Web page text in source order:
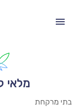
מלאי
בתי מרקחת